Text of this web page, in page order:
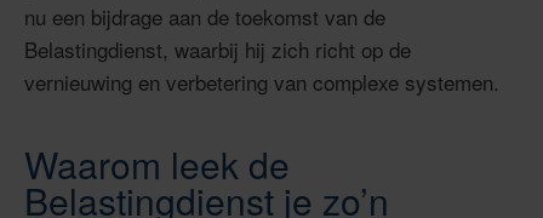
nu een bijdrage aan de toekomst van de
Belastingdienst, waarbij hij zich richt op de
vernieuwing en verbetering van complexe systemen.
Waarom leek de
Belastingdienst je zo’n